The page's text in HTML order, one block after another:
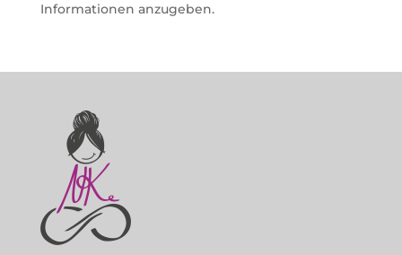
Informationen anzugeben.